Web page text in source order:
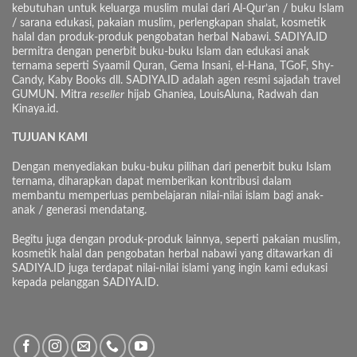
kebutuhan untuk keluarga muslim mulai dari Al-Qur’an / buku Islam
/ sarana edukasi, pakaian muslim, perlengkapan shalat, kosmetik
halal dan produk-produk pengobatan herbal Nabawi. SADIYA.ID
bermitra dengan penerbit buku-buku Islam dan edukasi anak
ternama seperti Syaamil Quran, Gema Insani, el-Hana, TGoF, Shy-
Candy, Kaby Books dll. SADIYA.ID adalah agen resmi sajadah travel
GUMUN. Mitra reseller hijab Ghaniea, LouisAluna, Radwah dan
Kinaya.id.
TUJUAN KAMI
Dengan menyediakan buku-buku pilihan dari penerbit buku Islam
ternama, diharapkan dapat memberikan kontribusi dalam
membantu memperluas pembelajaran nilai-nilai islam bagi anak-
anak / generasi mendatang.
Begitu juga dengan produk-produk lainnya, seperti pakaian muslim,
kosmetik halal dan pengobatan herbal nabawi yang ditawarkan di
SADIYA.ID juga terdapat nilai-nilai islami yang ingin kami edukasi
kepada pelanggan SADIYA.ID.